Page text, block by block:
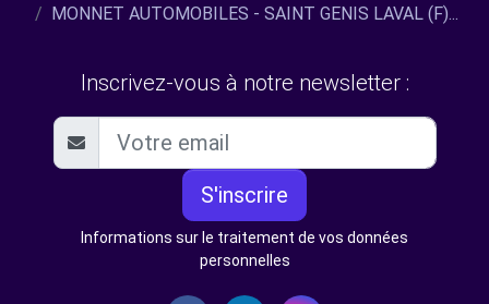
MONNET AUTOMOBILES - SAINT GENIS LAVAL (F)...
Inscrivez-vous à notre newsletter :
S'inscrire
Informations sur le traitement de vos données
personnelles